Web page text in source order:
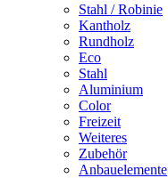
Stahl / Robinie
Kantholz
Rundholz
Eco
Stahl
Aluminium
Color
Freizeit
Weiteres
Zubehör
Anbauelemente